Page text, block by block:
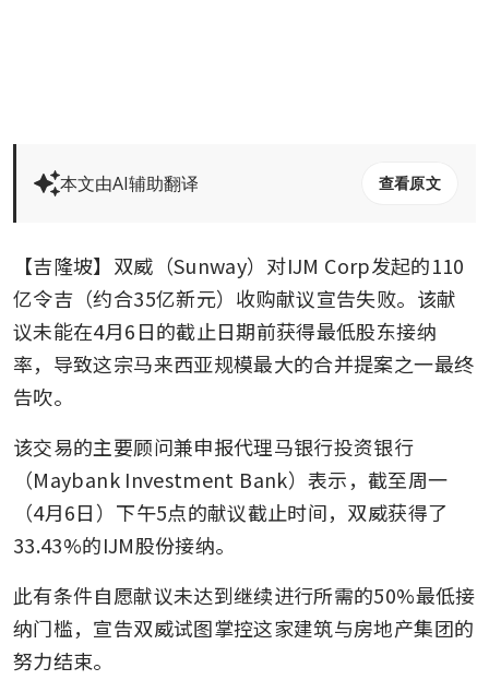
本文由AI辅助翻译 查看原文
【吉隆坡】双威（Sunway）对IJM Corp发起的110
亿令吉（约合35亿新元）收购献议宣告失败。该献
议未能在4月6日的截止日期前获得最低股东接纳
率，导致这宗马来西亚规模最大的合并提案之一最终
告吹。
该交易的主要顾问兼申报代理马银行投资银行
（Maybank Investment Bank）表示，截至周一
（4月6日）下午5点的献议截止时间，双威获得了
33.43%的IJM股份接纳。
此有条件自愿献议未达到继续进行所需的50%最低接
纳门槛，宣告双威试图掌控这家建筑与房地产集团的
努力结束。